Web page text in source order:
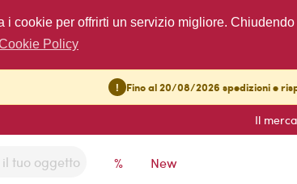
i cookie per offrirti un servizio migliore.
Policy
! Fino al 20/08/2026 spedizioni e
Il
% New